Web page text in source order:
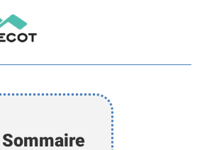
Sommaire